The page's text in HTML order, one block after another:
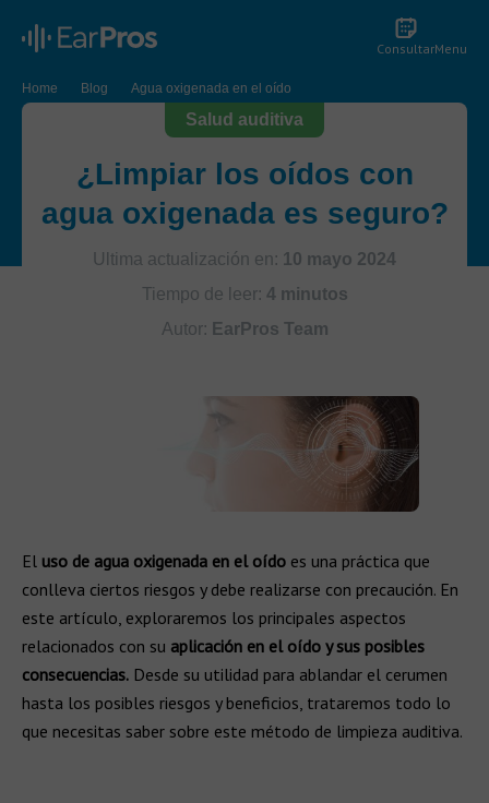
ConsultarMenu
Home Blog Agua oxigenada en el oído
Salud auditiva
¿Limpiar los oídos con
agua oxigenada es seguro?
Ultima actualización en: 10 mayo 2024
Tiempo de leer: 4 minutos
Autor: EarPros Team
El uso de agua oxigenada en el oído es una práctica que
conlleva ciertos riesgos y debe realizarse con precaución. En
este artículo, exploraremos los principales aspectos
relacionados con su aplicación en el oído y sus posibles
consecuencias. Desde su utilidad para ablandar el cerumen
hasta los posibles riesgos y beneficios, trataremos todo lo
que necesitas saber sobre este método de limpieza auditiva.